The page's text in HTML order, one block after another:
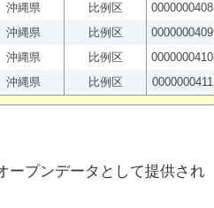
沖縄県 比例区
0000000408
沖縄県 比例区
0000000409
沖縄県 比例区
0000000410
沖縄県 比例区 0000000411
ープンデータとして提供され